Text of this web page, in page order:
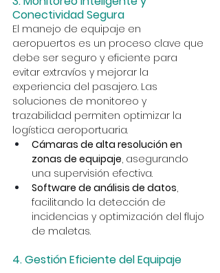
Conectividad Segura
El manejo de equipaje en
aeropuertos es un proceso clave que
debe ser seguro y eficiente para
evitar extravíos y mejorar la
experiencia del pasajero. Las
soluciones de monitoreo y
trazabilidad permiten optimizar la
logística aeroportuaria.
Cámaras de alta resolución en
zonas de equipaje, asegurando
una supervisión efectiva.
Software de análisis de datos,
facilitando la detección de
incidencias y optimización del flujo
de maletas.
4. Gestión Eficiente del Equipaje